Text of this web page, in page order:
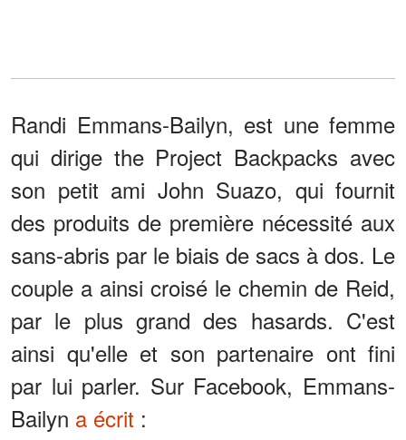
Randi Emmans-Bailyn, est une femme
qui dirige the Project Backpacks avec
son petit ami John Suazo, qui fournit
des produits de première nécessité aux
sans-abris par le biais de sacs à dos. Le
couple a ainsi croisé le chemin de Reid,
par le plus grand des hasards. C'est
ainsi qu'elle et son partenaire ont fini
par lui parler. Sur Facebook, Emmans-
Bailyn a écrit :